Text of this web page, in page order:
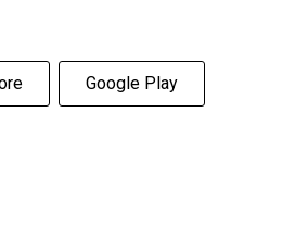
Google Play